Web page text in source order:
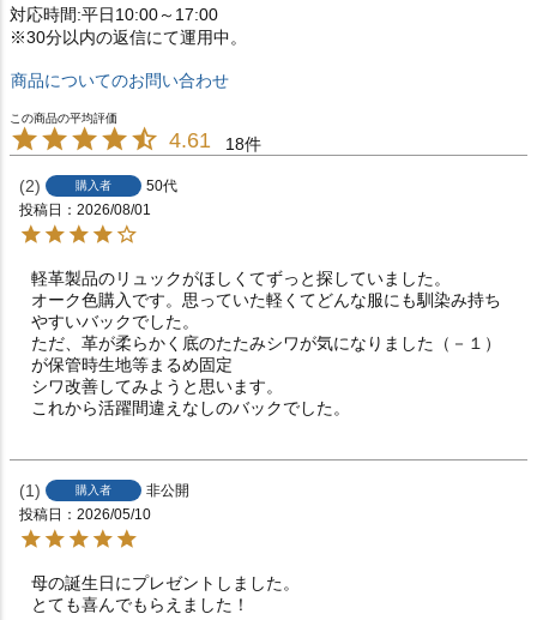
対応時間:平日10:00～17:00
※30分以内の返信にて運用中。
商品についてのお問い合わせ
4.61 18
2 購入者
50代
投稿日
2026/08/01
軽革製品のリュックがほしくてずっと探していました。
オーク色購入です。思っていた軽くてどんな服にも馴染み持ち
やすいバックでした。
ただ、革が柔らかく底のたたみシワが気になりました（－１）
が保管時生地等まるめ固定
シワ改善してみようと思います。
これから活躍間違えなしのバックでした。
1 購入者
非公開
投稿日
2026/05/10
母の誕生日にプレゼントしました。
とても喜んでもらえました！